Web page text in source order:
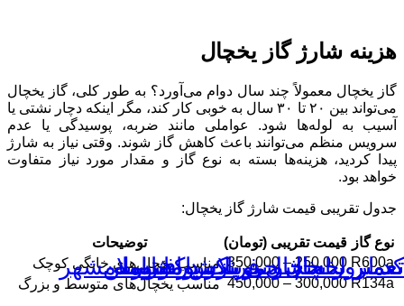
هزینه شارژ گاز یخچال
گاز یخچال معمولاً چند سال دوام می‌آورد؟ به طور کلی، گاز یخچال
می‌تواند بین ۲۰ تا ۳۰ سال به خوبی کار کند، مگر اینکه دچار نشتی یا
آسیب به لوله‌ها شود. عواملی مانند ضربه، پوسیدگی یا عدم
سرویس منظم می‌توانند باعث کاهش گاز شوند. وقتی نیاز به شارژ
پیدا کردید، هزینه‌ها بسته به نوع گاز و مقدار مورد نیاز متفاوت
خواهد بود.
جدول تقریبی قیمت شارژ گاز یخچال:
نوع گاز قیمت تقریبی (تومان)
توضیحات
R600a
250,000 – 350,000
مناسب یخچال‌های خانگی کوچک
R134a
300,000 – 450,000 مناسب یخچال‌های متوسط و بزرگ
یخچال جی پلاس افسریه
لباسشویی پاکشوما اسلامشهر
ارور یخچال فریزر پاکشوما
یخچال دیپوینت در ورامین